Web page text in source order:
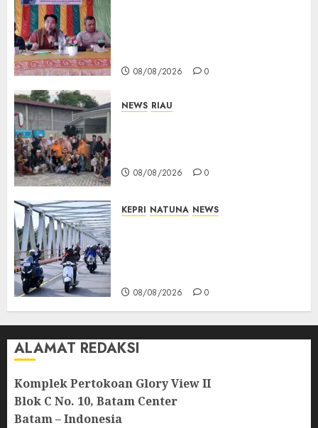
08/08/2026 0
NEWS RIAU
08/08/2026 0
KEPRI NATUNA NEWS
08/08/2026 0
ALAMAT REDAKSI
Komplek Pertokoan Glory View II
Blok C No. 10, Batam Center
Batam – Indonesia